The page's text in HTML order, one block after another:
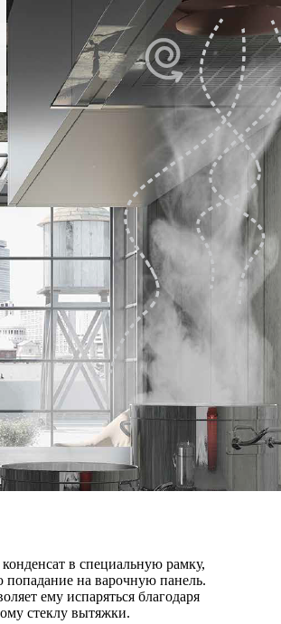
в специальную рамку,
на варочную панель.
ему испаряться благодаря
стеклу вытяжки.